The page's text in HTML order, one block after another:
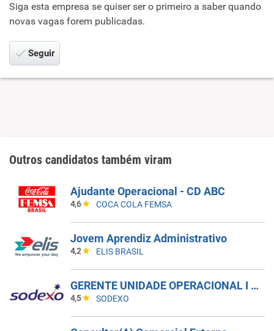
Siga esta empresa se quiser ser o primeiro a saber quando
novas vagas forem publicadas.
Seguir
Outros candidatos também viram
Ajudante Operacional - CD ABC
4,6 COCA COLA FEMSA
Jovem Aprendiz Administrativo
4,2 ELIS BRASIL
GERENTE UNIDADE OPERACIONAL I - UAN
4,5 SODEXO